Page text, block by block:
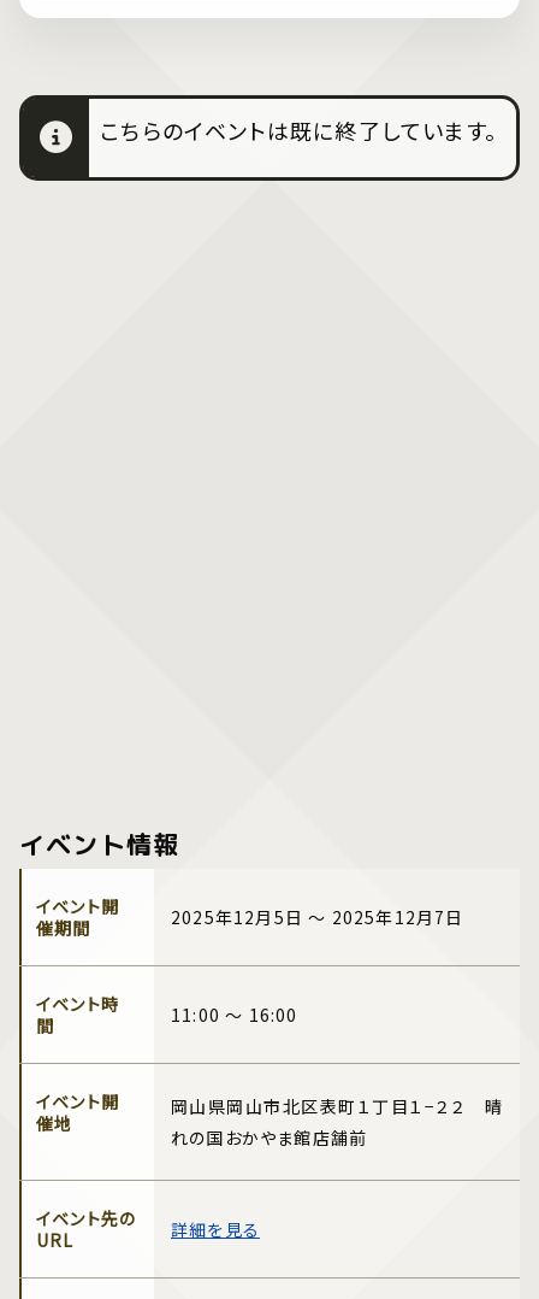
こちらのイベントは既に終了しています。
イベント情報
イベント開
催期間
2025年12月5日 ～ 2025年12月7日
イベント時
間
11:00 ～ 16:00
イベント開
催地
岡山県岡山市北区表町１丁目１−２２ 晴
れの国おかやま館店舗前
イベント先の
URL
詳細を見る